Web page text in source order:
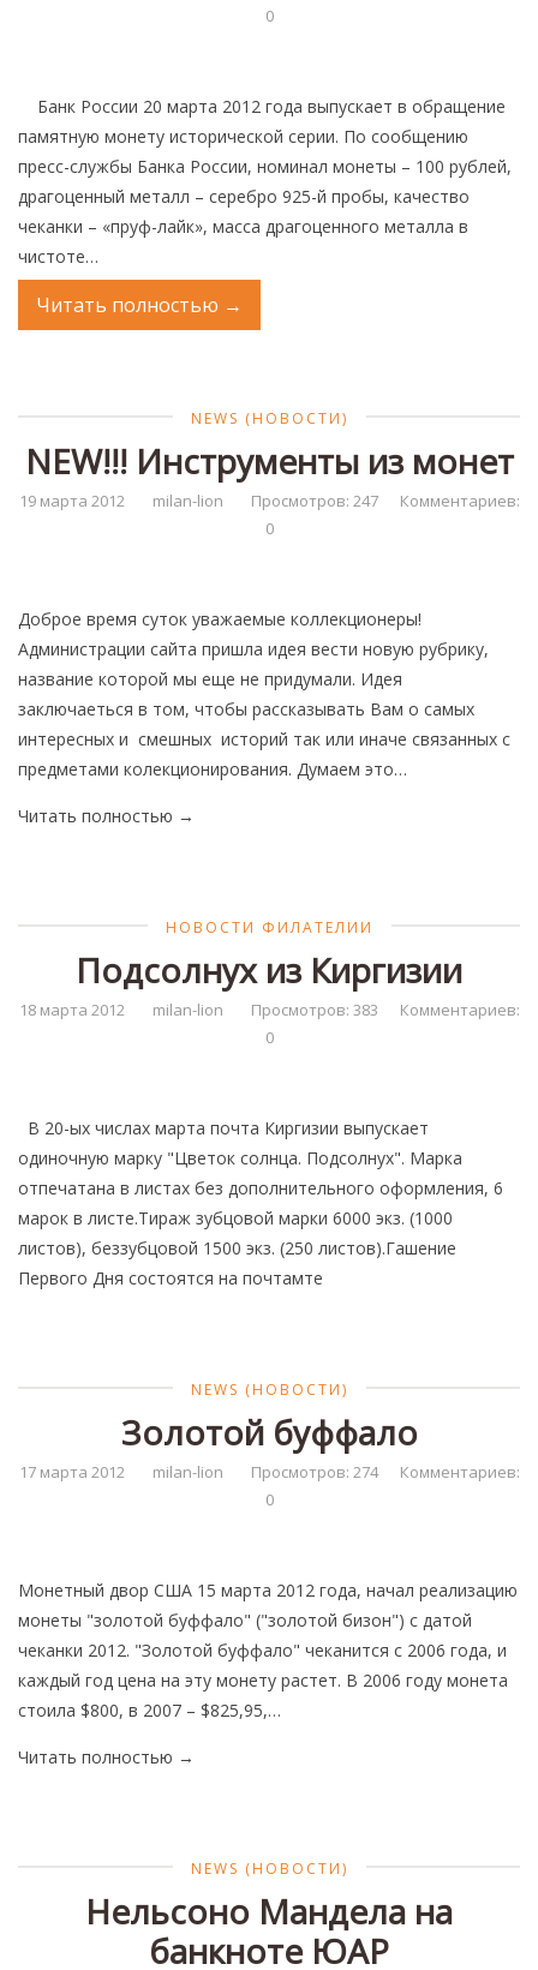
0
Банк России 20 марта 2012 года выпускает в обращение
памятную монету исторической серии. По сообщению
пресс-службы Банка России, номинал монеты – 100 рублей,
драгоценный металл – серебро 925-й пробы, качество
чеканки – «пруф-лайк», масса драгоценного металла в
чистоте…
Читать полностью →
NEWS (НОВОСТИ)
NEW!!! Инструменты из монет
19 марта 2012 milan-lion Просмотров: 247 Комментариев:
0
Доброе время суток уважаемые коллекционеры!
Администрации сайта пришла идея вести новую рубрику,
название которой мы еще не придумали. Идея
заключаеться в том, чтобы рассказывать Вам о самых
интересных и смешных историй так или иначе связанных с
предметами колекционирования. Думаем это…
Читать полностью →
НОВОСТИ ФИЛАТЕЛИИ
Подсолнух из Киргизии
18 марта 2012 milan-lion Просмотров: 383 Комментариев:
0
В 20-ых числах марта почта Киргизии выпускает
одиночную марку "Цветок солнца. Подсолнух". Марка
отпечатана в листах без дополнительного оформления, 6
марок в листе.Тираж зубцовой марки 6000 экз. (1000
листов), беззубцовой 1500 экз. (250 листов).Гашение
Первого Дня состоятся на почтамте
NEWS (НОВОСТИ)
Золотой буффало
17 марта 2012 milan-lion Просмотров: 274 Комментариев:
0
Монетный двор США 15 марта 2012 года, начал реализацию
монеты "золотой буффало" ("золотой бизон") с датой
чеканки 2012. "Золотой буффало" чеканится с 2006 года, и
каждый год цена на эту монету растет. В 2006 году монета
стоила $800, в 2007 – $825,95,…
Читать полностью →
NEWS (НОВОСТИ)
Нельсоно Мандела на
банкноте ЮАР